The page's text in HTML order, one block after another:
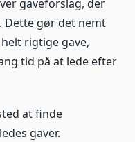
gaveforslag, der
Dette gør det nemt
rigtige gave,
tid på at lede efter
at finde
gaver.